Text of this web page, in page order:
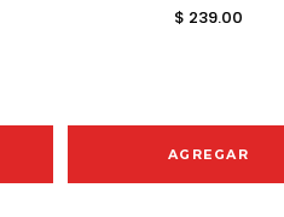
$ 239.00
AGREGAR